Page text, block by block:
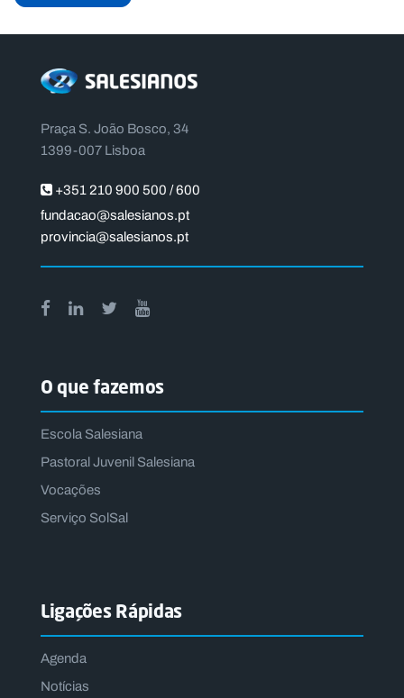
Praça S. João Bosco, 34
1399-007 Lisboa
+351 210 900 500 / 600
fundacao@salesianos.pt
provincia@salesianos.pt
O que fazemos
Escola Salesiana
Pastoral Juvenil Salesiana
Vocações
Serviço SolSal
Ligações Rápidas
Agenda
Notícias